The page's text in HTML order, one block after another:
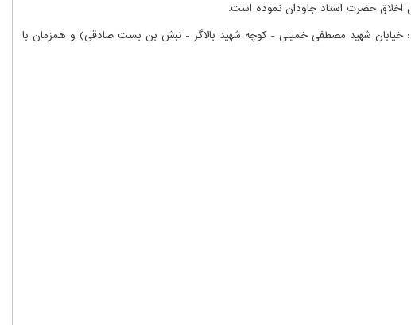
اخلاق حضرت استاد جاودان نموده است.
: خیابان شهید مصطفی خمینی - کوچه شهید بالاگر - نبش بن بست صادقی) و همزمان با